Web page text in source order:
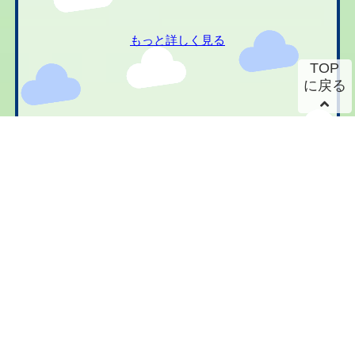
もっと詳しく見る
TOP
に戻る